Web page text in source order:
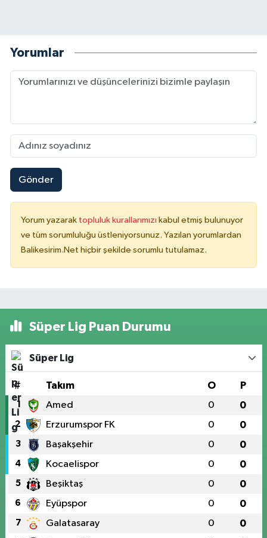
Yorumlar
Gönder
Yorum yazarak topluluk kurallarımızı kabul etmiş bulunuyor
ve tüm sorumluluğu üstleniyorsunuz. Yazılan yorumlardan
Balikesirim.Net hiçbir şekilde sorumlu tutulamaz.
Süper Lig Puan Durumu
Süper Lig
# Takım O P
1 Amed 0 0
2 Erzurumspor FK 0 0
3 Başakşehir 0 0
4 Kocaelispor 0 0
5 Beşiktaş 0 0
6 Eyüpspor 0 0
7 Galatasaray 0 0